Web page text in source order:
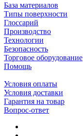
База материалов
Типы поверхности
Глоссарий
Производство
Технологии
Безопасность
Торговое оборудование
Помощь
Условия оплаты
Условия доставки
Гарантия на товар
Вопрос-ответ